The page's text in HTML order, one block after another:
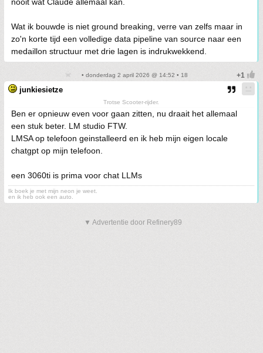
Wat ik bouwde is niet ground breaking, verre van zelfs maar in
zo'n korte tijd een volledige data pipeline van source naar een
medaillon structuur met drie lagen is indrukwekkend.
• donderdag 2 april 2026 @ 14:52 • 18
junkiesietze
Trotse Scooter-rijder.
Ben er opnieuw even voor gaan zitten, nu draait het allemaal
een stuk beter. LM studio FTW.
LMSA op telefoon geinstalleerd en ik heb mijn eigen locale
chatgpt op mijn telefoon.
een 3060ti is prima voor chat LLMs
Ik boek je met mijn neon je weet.
en ik heb ook een auto.
▼ Advertentie door Refinery89